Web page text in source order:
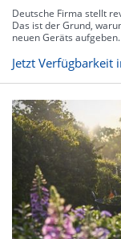
Deutsche Firma stellt
Das ist der Grund,
neuen Geräts aufgeben.
Jetzt Verfügbarkeit